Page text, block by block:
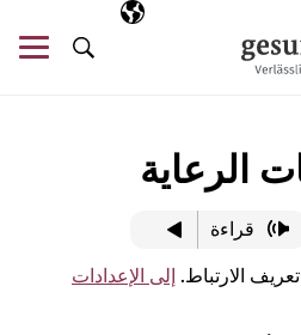
اللغة المختارة
AR
البحث
الرعاية
قراءة
الارتباط. إلى الإعدادات